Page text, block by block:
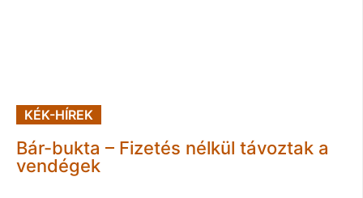
KÉK-HÍREK
Bár-bukta – Fizetés nélkül távoztak a
vendégek